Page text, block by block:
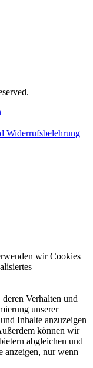
Widerrufsbelehrung
wir Cookies
Verhalten und
unserer
Inhalte anzuzeigen
können wir
abgleichen und
anzeigen, nur wenn